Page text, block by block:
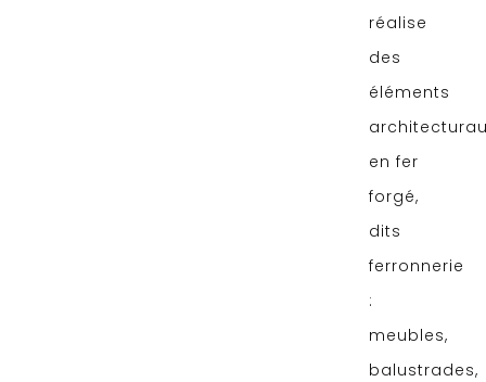
réalise
des
éléments
en fer
forgé,
dits
ferronnerie
:
meubles,
balustrades,